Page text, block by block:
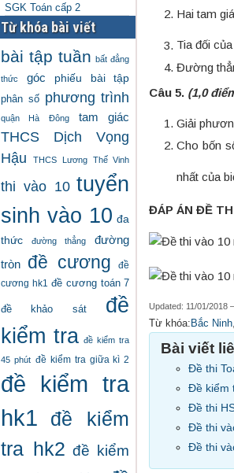
SGK Toán cấp 2
Từ khóa bài viết
bài tập tuần bất đẳng
thức góc phiếu bài tập
phân số phương trình
quận Hà Đông tam giác
THCS Dịch Vọng
Hậu
THCS Lương Thế Vinh
thi vào 10 tuyển
sinh vào 10 đa
thức
đường thẳng
đường
tròn đề cương
đề
cương hk1
đề cương toán 7
đề khảo sát
đề
kiểm tra đề kiểm tra
45 phút đề kiểm tra giữa kì 2
đề kiểm tra
hk1
đề kiểm
tra hk2 đề kiểm
Hai tam
Tia đối
Đường
Câu 5. (1,0
Giải
Cho bốn
nhất của
ĐÁP ÁN ĐỀ
Updated: 11/01/2018
Từ khóa: Bắc Ninh
Bài viết
Đề thi
Đề kiểm
Đề thi
Đề thi
Đề thi